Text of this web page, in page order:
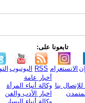
تابعونا على:
اليوتيوب RSS الانستغرام
بنا
أخبار عامة
وكالة أنباء المرأة
اخبار الأدب والفن
وكالة أنباء اليسار